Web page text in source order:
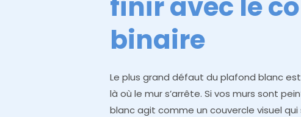
binaire
Le plus grand défaut du plafond blanc
là où le mur s’arrête. Si vos murs sont
blanc agit comme un couvercle visuel